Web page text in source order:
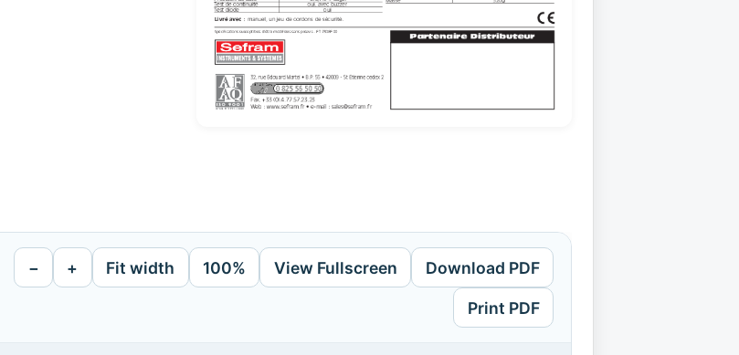
− + Fit width 100% View Fullscreen Download PDF
Print PDF